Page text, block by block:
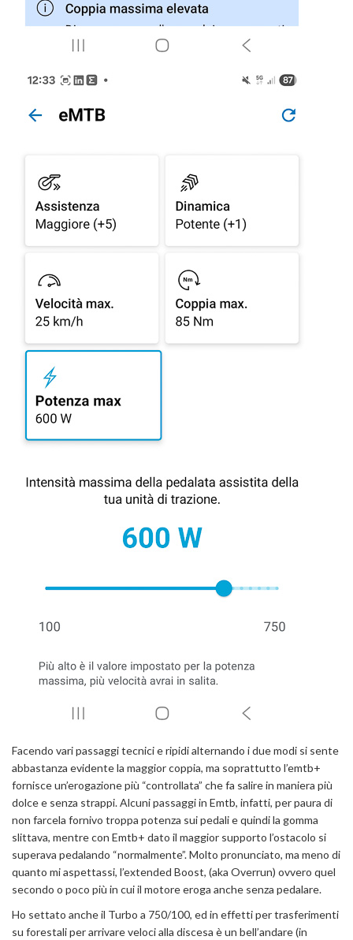
Facendo vari passaggi tecnici e ripidi alternando i due modi si sente
abbastanza evidente la maggior coppia, ma soprattutto l’emtb+
fornisce un’erogazione più “controllata” che fa salire in maniera più
dolce e senza strappi. Alcuni passaggi in Emtb, infatti, per paura di
non farcela fornivo troppa potenza sui pedali e quindi la gomma
slittava, mentre con Emtb+ dato il maggior supporto l’ostacolo si
superava pedalando “normalmente”. Molto pronunciato, ma meno di
quanto mi aspettassi, l’extended Boost, (aka Overrun) ovvero quel
secondo o poco più in cui il motore eroga anche senza pedalare.
Ho settato anche il Turbo a 750/100, ed in effetti per trasferimenti
su forestali per arrivare veloci alla discesa è un bell’andare (in